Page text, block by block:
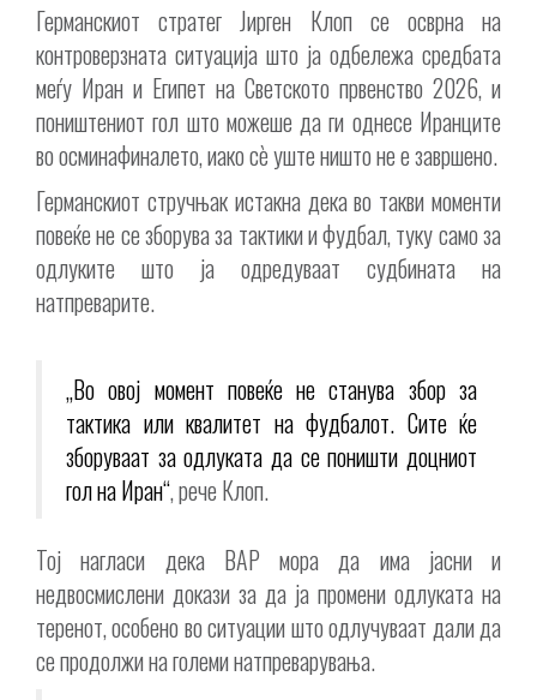
Германскиот стратег Јирген Клоп се осврна на
контроверзната ситуација што ја одбележа средбата
меѓу Иран и Египет на Светското првенство 2026, и
поништениот гол што можеше да ги однесе Иранците
во осминафиналето, иако сè уште ништо не е завршено.
Германскиот стручњак истакна дека во такви моменти
повеќе не се зборува за тактики и фудбал, туку само за
одлуките што ја одредуваат судбината на
натпреварите.
„Во овој момент повеќе не станува збор за
тактика или квалитет на фудбалот. Сите ќе
зборуваат за одлуката да се поништи доцниот
гол на Иран“, рече Клоп.
Тој нагласи дека ВАР мора да има јасни и
недвосмислени докази за да ја промени одлуката на
теренот, особено во ситуации што одлучуваат дали да
се продолжи на големи натпреварувања.